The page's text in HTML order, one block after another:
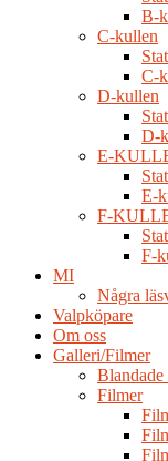
B-
C-kullen
C-
D-kullen
D-
E-
E-
F-
F-
MI
Några
Valpköpare
Om oss
Galleri/Filmer
Filmer